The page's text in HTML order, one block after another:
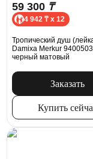
59 300 ₸
4 942 ₸ x 12
Тропический душ
Damixa Merkur
черный матовый
Заказать
Купить